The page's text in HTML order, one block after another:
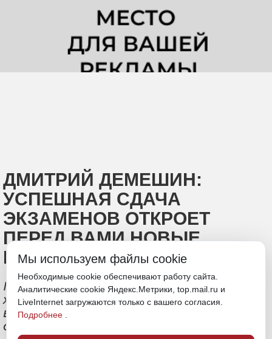
ДМИТРИЙ ДЕМЕШИН:
УСПЕШНАЯ СДАЧА
ЭКЗАМЕНОВ ОТКРОЕТ
ПЕРЕД ВАМИ НОВЫЕ
ВОЗМОЖНОСТИ
Губернатор посетил пункт сдачи ЕГЭ по
химии в Хабаровске и рассказал
выпускникам о возможностях для
абитуриентов в регионе
Мы используем файлы cookie
Необходимые cookie обеспечивают работу сайта.
Аналитические cookie Яндекс.Метрики, top.mail.ru и
LiveInternet загружаются только с вашего согласия.
Подробнее